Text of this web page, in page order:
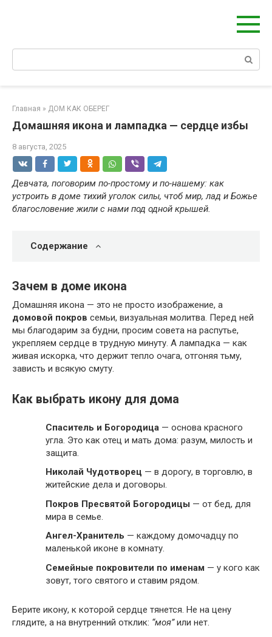
Главная » ДОМ КАК ОБЕРЕГ
Домашняя икона и лампадка — сердце избы
8 августа, 2025
Девчата, поговорим по-простому и по-нашему: как
устроить в доме тихий уголок силы, чтоб мир, лад и Божье
благословение жили с нами под одной крышей.
Содержание
Зачем в доме икона
Домашняя икона — это не просто изображение, а
домовой покров семьи, визуальная молитва. Перед ней
мы благодарим за будни, просим совета на распутье,
укрепляем сердце в трудную минуту. А лампадка — как
живая искорка, что держит тепло очага, отгоняя тьму,
зависть и всякую смуту.
Как выбрать икону для дома
Спаситель и Богородица — основа красного
угла. Это как отец и мать дома: разум, милость и
защита.
Николай Чудотворец — в дорогу, в торговлю, в
житейские дела и договоры.
Покров Пресвятой Богородицы — от бед, для
мира в семье.
Ангел-Хранитель — каждому домочадцу по
маленькой иконе в комнату.
Семейные покровители по именам — у кого как
зовут, того святого и ставим рядом.
Берите икону, к которой сердце тянется. Не на цену
глядите, а на внутренний отклик: “моя”или нет.